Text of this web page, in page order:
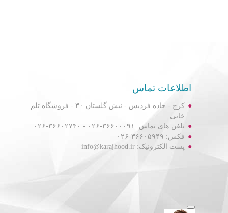
اطلاعات تماس
کرج - جاده فردیس - نبش گلستان ۳۰ - فروشگاه تلم
خانی
تلفن های تماس: ۳۶۶۰۰۰۹۱-۰۲۶ - ۳۶۶۰۲۷۴۰-۰۲۶
فکس: ۳۶۶۰۵۹۴۹-۰۲۶
پست الکترونیک: info@karajhood.ir